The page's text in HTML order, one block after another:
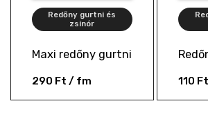
Redőny gurtni és
zsinór
Maxi redőny gurtni
290 Ft / fm 110 Ft